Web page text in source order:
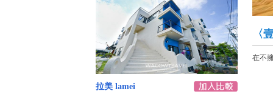
拉美 lamei
〈
在不